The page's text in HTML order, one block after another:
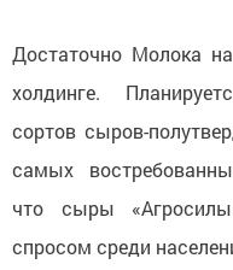
Достаточно Молока
холдинге.
сортов сыров-
самых
что сыры
спросом среди